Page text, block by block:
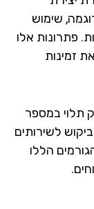
שימוש
פתרונות אלו
זמינות
תלוי במספר
לשירותים
הללו